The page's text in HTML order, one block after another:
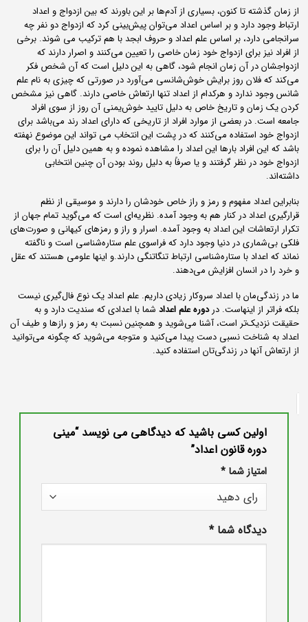
از زمان گذشته تا کنون، بسیاری از آدم‌ها بر این باورند که بین ازدواج و اعداد
ارتباط وجود دارد و بر اساس اعداد می‌توان پیش‌بینی کرد که ازدواج دو نفر چه
سرانجامی دارد، بر اساس علم اعداد و حروف ابجد با هم ترکیب می شوند. برخی
از افراد نیز برای ازدواج خود زمان خاصی را تعیین می‌کنند و اصرار دارند که
ازدواجشان در آن زمان انجام شود، گاهی به این دلیل است که آن شخص فکر
می‌کند که فلان روز برایش خوش‌شانسی می‌آورد در صورتی که چیزی به نام علم
شانس وجود ندارد و هرکدام از اعداد تنها ارتعاش خاصی دارند. گاهی نیز مشخص
کردن یک زمان و تاریخ خاص به دلیل تایید خوش‌یمنی آن روز از سوی افراد
جامعه است. در بعضی از موارد افراد از تاریخی که دارای اعداد رند می‌باشد برای
ازدواج خود استفاده می‌کنند که در پشت این انتخاب می تواند این موضوع نهفته
باشد که این افراد بارها این اعداد را مشاهده نموده و به همین دلیل آن را برای
ازدواج خود در نظر گرفتند و یا صرفاً به دلیل روند بودن آن چنین انتخابی
داشته‌اند.
بنابراین اعداد مفهوم و رمز و راز خاص خودشان را دارند و موسیقی از نظم
قرارگیری اعداد در کنار هم به وجود آمده. نظریه‌ای است که می‌گوید تمام جهان از
تکرار ارتعاشات این اعداد به وجود آمده. اسرار و راز و رمزهای کیهانی و صورت‌های
فلکی بی‌شماری در دنیا وجود دارد که فراسوی علم ستاره‌شناسی است و ناگفته
نماند که اعداد با ستاره‌شناسی ارتباط تنگاتنگی دارند.و اینها علومی هستند که عقل
و خرد را در انسان افزایش می‌دهند.
ما در زندگی‌مان با اعداد سروکار زیادی داریم. علم اعداد یک نوع فال‌گیری نیست
بلکه فراتر از اینهاست. دردوره علم اعداد شما با اعدادی که سندیت دارد و به
حقیقت نزدیک‌تر است، آشنا می‌شوید و همچنین نسبت به رمز و رازها و طیف آن
اعداد به شناخت نسبی دست پیدا می‌کنید و متوجه می‌شوید که چگونه می‌توانید
از ارتعاش آنها در زندگی‌تان استفاده کنید.
اولین کسی باشید که دیدگاهی می نویسد “مینی
دوره قانون اعداد”
امتیاز شما*
دیدگاه شما*